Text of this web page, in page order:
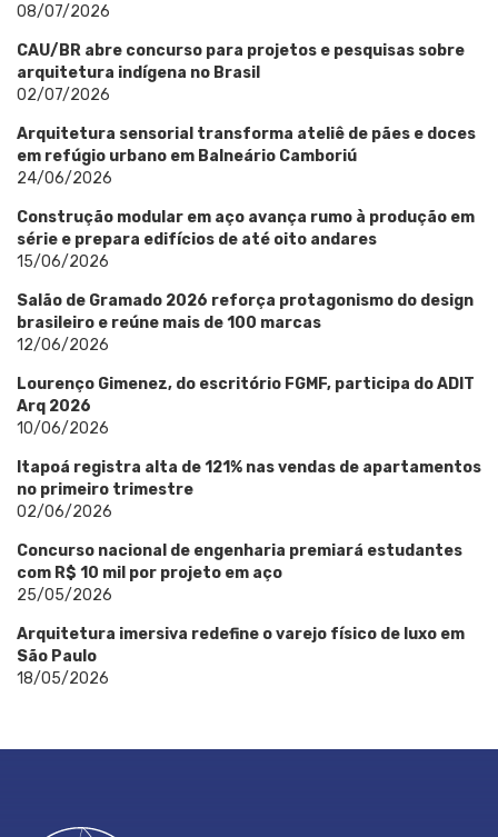
08/07/2026
CAU/BR abre concurso para projetos e pesquisas sobre
arquitetura indígena no Brasil
02/07/2026
Arquitetura sensorial transforma ateliê de pães e doces
em refúgio urbano em Balneário Camboriú
24/06/2026
Construção modular em aço avança rumo à produção em
série e prepara edifícios de até oito andares
15/06/2026
Salão de Gramado 2026 reforça protagonismo do design
brasileiro e reúne mais de 100 marcas
12/06/2026
Lourenço Gimenez, do escritório FGMF, participa do ADIT
Arq 2026
10/06/2026
Itapoá registra alta de 121% nas vendas de apartamentos
no primeiro trimestre
02/06/2026
Concurso nacional de engenharia premiará estudantes
com R$ 10 mil por projeto em aço
25/05/2026
Arquitetura imersiva redefine o varejo físico de luxo em
São Paulo
18/05/2026